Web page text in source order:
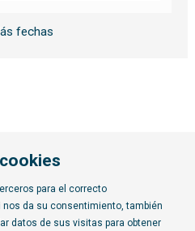
fechas
para el correcto
da su consentimiento, también
datos de sus visitas para obtener